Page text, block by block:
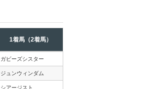
1着馬（2着馬）
ガビーズシスター
ジュンウィンダム
シアージスト